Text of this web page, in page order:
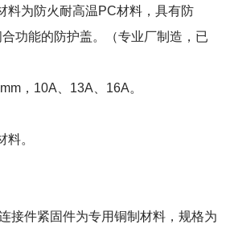
料为防火耐高温PC材料，具有防
功能的防护盖。（专业厂制造，已
，10A、13A、16A。
。
接件紧固件为专用铜制材料，规格为